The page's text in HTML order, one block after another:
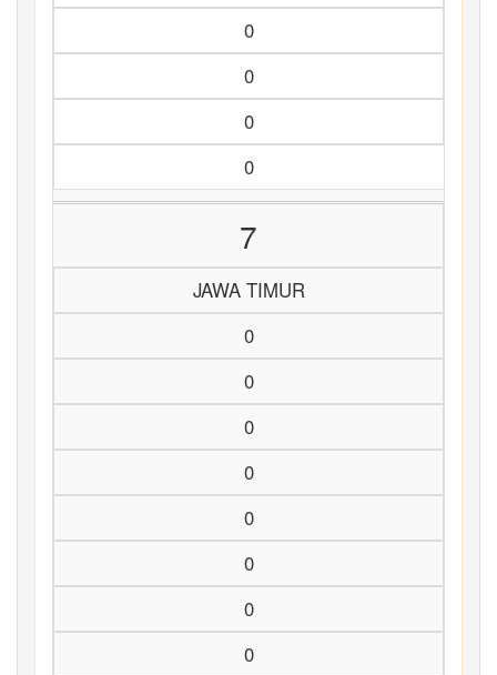
0
0
0
0
7
JAWA TIMUR
0
0
0
0
0
0
0
0